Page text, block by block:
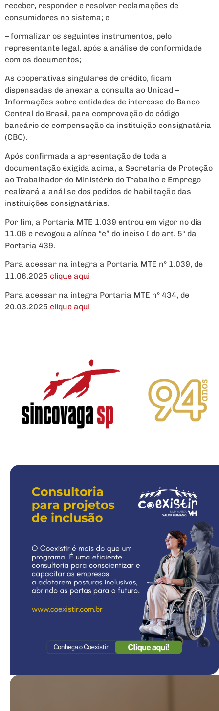
receber, responder e resolver reclamações de
consumidores no sistema; e
– formalizar os seguintes instrumentos, pelo
representante legal, após a análise de conformidade
com os documentos;
As cooperativas singulares de crédito, ficam
dispensadas de anexar a consulta ao Unicad –
Informações sobre entidades de interesse do Banco
Central do Brasil, para comprovação do código
bancário de compensação da instituição consignatária
(CBC).
Após confirmada a apresentação de toda a
documentação exigida acima, a Secretaria de Proteção
ao Trabalhador do Ministério do Trabalho e Emprego
realizará a análise dos pedidos de habilitação das
instituições consignatárias.
Por fim, a Portaria MTE 1.039 entrou em vigor no dia
11.06 e revogou a alínea “e” do inciso I do art. 5º da
Portaria 439.
Para acessar na íntegra a Portaria MTE nº 1.039, de
11.06.2025 clique aqui
Para acessar na íntegra Portaria MTE nº 434, de
20.03.2025 clique aqui